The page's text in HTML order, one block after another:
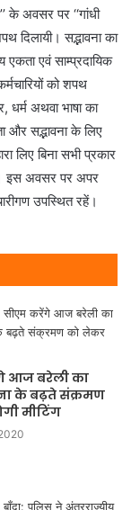
के अवसर पर ‘‘गांधी
दिलायी। सद्भावना का
एकता एवं साम्प्रदायिक
को शपथ
धर्म अथवा भाषा का
और सद्भावना के लिए
लिए बिना सभी प्रकार
इस अवसर पर अपर
उपस्थित रहें।
आज बरेली का
के बढ़ते संक्रमण
मीटिंग